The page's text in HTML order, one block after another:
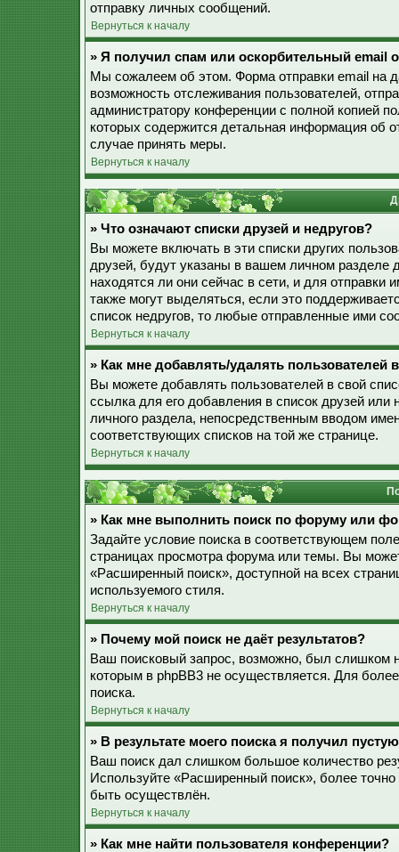
отправку личных сообщений.
Вернуться к началу
» Я получил спам или оскорбительный email
Мы сожалеем об этом. Форма отправки email на
возможность отслеживания пользователей,
администратору конференции с полной копией
которых содержится детальная информация об
случае принять меры.
Вернуться к началу
» Что означают списки друзей и недругов?
Вы можете включать в эти списки других
друзей, будут указаны в вашем личном разделе
находятся ли они сейчас в сети, и для
также могут выделяться, если это
список недругов, то любые отправленные ими
Вернуться к началу
» Как мне добавлять/удалять пользователей
Вы можете добавлять пользователей в свой
ссылка для его добавления в список друзей или
личного раздела, непосредственным вводом
соответствующих списков на той же странице.
Вернуться к началу
» Как мне выполнить поиск по форуму или
Задайте условие поиска в соответствующем
страницах просмотра форума или темы. Вы
«Расширенный поиск», доступной на всех
используемого стиля.
Вернуться к началу
» Почему мой поиск не даёт результатов?
Ваш поисковый запрос, возможно, был слишком
которым в phpBB3 не осуществляется. Для
поиска.
Вернуться к началу
» В результате моего поиска я получил
Ваш поиск дал слишком большое количество
Используйте «Расширенный поиск», более
быть осуществлён.
Вернуться к началу
» Как мне найти пользователя конференции?